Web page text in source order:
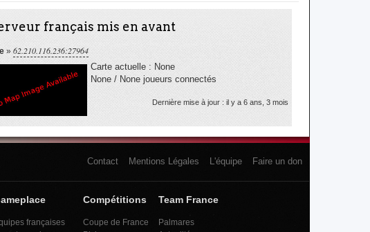
français mis en avant
» 62.210.116.236:27964
Carte actuelle : None
None / None joueurs connectés
Dernière mise à jour : il y a 6 ans, 3 mois
Faire un don
L'équipe
Mentions Légales
Contact
françaises
Compétitions
Coupe de France
Team France
Palmares